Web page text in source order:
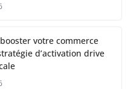
votre commerce
d’activation drive